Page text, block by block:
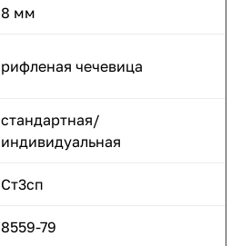
8 мм
рифленая чечевица
стандартная/
индивидуальная
Ст3сп
8559-79